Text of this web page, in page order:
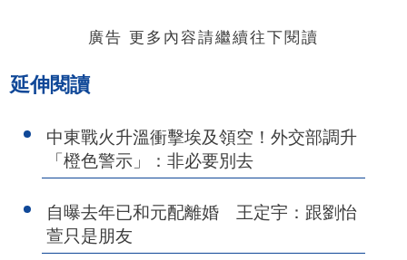
廣告 更多內容請繼續往下閱讀
延伸閱讀
中東戰火升溫衝擊埃及領空！外交部調升
「橙色警示」：非必要別去
自曝去年已和元配離婚 王定宇：跟劉怡
萱只是朋友